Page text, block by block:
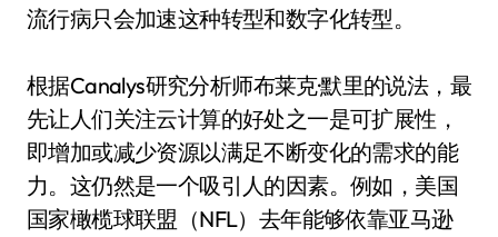
流行病只会加速这种转型和数字化转型。
根据Canalys研究分析师布莱克·默里的说法，最
先让人们关注云计算的好处之一是可扩展性，
即增加或减少资源以满足不断变化的需求的能
力。这仍然是一个吸引人的因素。例如，美国
国家橄榄球联盟（NFL）去年能够依靠亚马逊